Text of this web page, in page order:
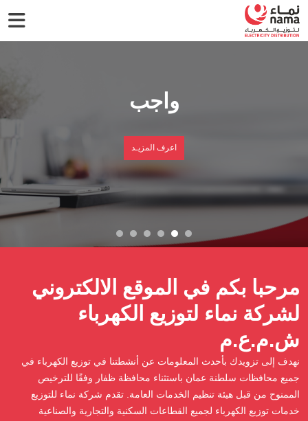
واجب
اعرف المزيـد
مرحبا بكم في الموقع الالكتروني
لشركة نماء لتوزيع الكهرباء
ش.م.ع.م
نهدف إلى تزويدك بأحدث المعلومات عن أنشطتنا في توزيع الكهرباء في
جميع محافظات سلطنة عمان باستثناء محافظة ظفار وفقًا للترخيص
الممنوح من قبل هيئة تنظيم الخدمات العامة. تقدم شركة نماء للتوزيع
خدمات توزيع الكهرباء لجميع القطاعات السكنية والتجارية والصناعية